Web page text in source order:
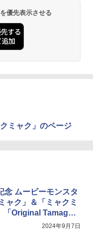
優先表示させる
ミャク」のページ
念 ムービーモンスタ
ャク」＆「ミャクミ
「Original Tamagotc
2024年9月7日